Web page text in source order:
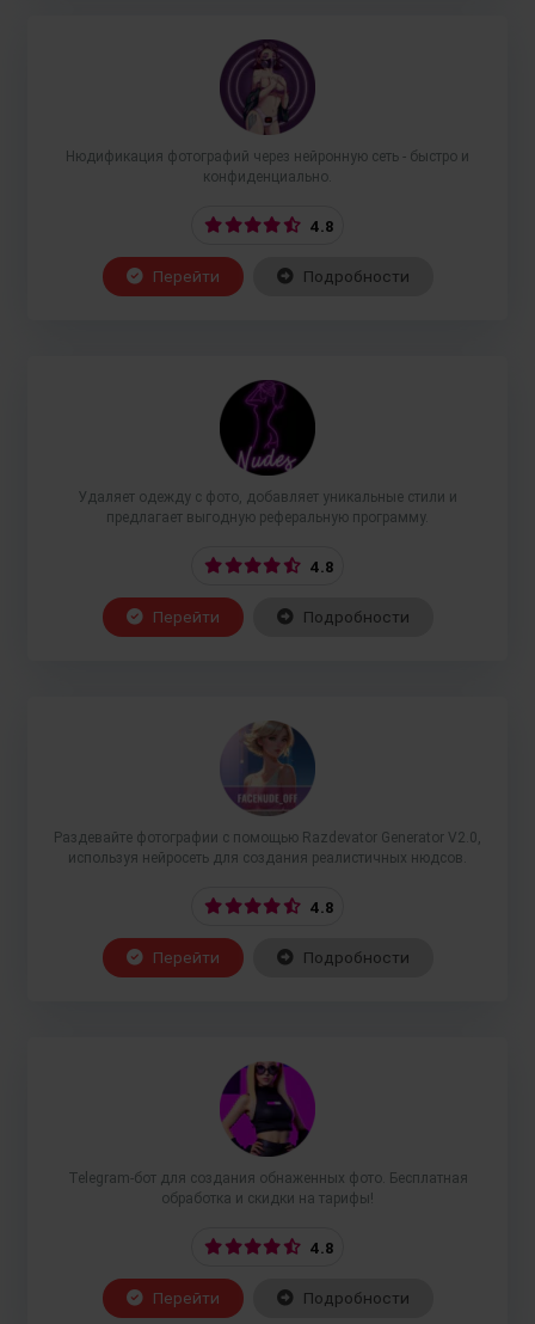
Нюдификация фотографий через нейронную сеть - быстро и
конфиденциально.
4.8
Перейти Подробности
Удаляет одежду с фото, добавляет уникальные стили и
предлагает выгодную реферальную программу.
4.8
Перейти Подробности
Раздевайте фотографии с помощью Razdevator Generator V2.0,
используя нейросеть для создания реалистичных нюдсов.
4.8
Перейти Подробности
Telegram-бот для создания обнаженных фото. Бесплатная
обработка и скидки на тарифы!
4.8
Перейти Подробности